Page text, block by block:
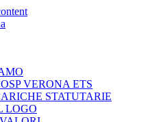
VERONA ETS
STATUTARIE
LOGO